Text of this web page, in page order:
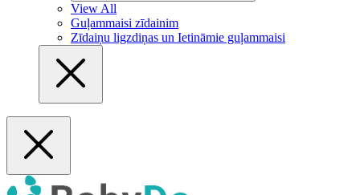
View All
Guļammaisi zīdainim
Zīdaiņu ligzdiņas un Ietināmie guļammaisi